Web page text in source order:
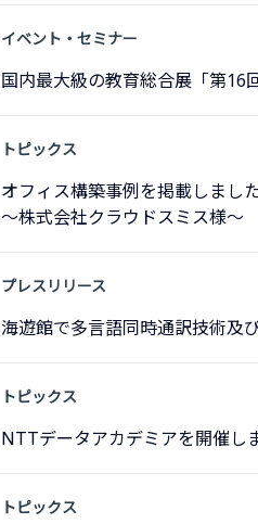
イベント・セミナー
国内最大級の教育総合展「第16
トピックス
オフィス構築事例を掲載しまし
〜株式会社クラウドスミス様〜
プレスリリース
海遊館で多言語同時通訳技術及
トピックス
NTTデータアカデミアを開催し
トピックス